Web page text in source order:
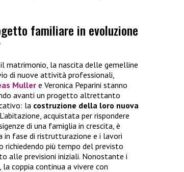
familiare in evoluzione
matrimonio, la nascita delle gemelline
di nuove attività professionali,
Muller e Veronica Peparini stanno
avanti un progetto altrettanto
la costruzione della loro nuova
acquistata per rispondere
di una famiglia in crescita, è
in fase di ristrutturazione e i lavori
richiedendo più tempo del previsto
alle previsioni iniziali. Nonostante i
la coppia continua a vivere con